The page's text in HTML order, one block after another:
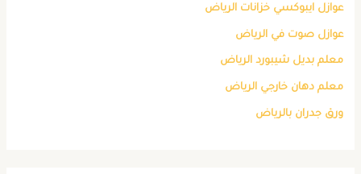
عوازل ايبوكسي خزانات الرياض
عوازل صوت في الرياض
معلم بديل شيبورد الرياض
معلم دهان خارجي الرياض
ورق جدران بالرياض